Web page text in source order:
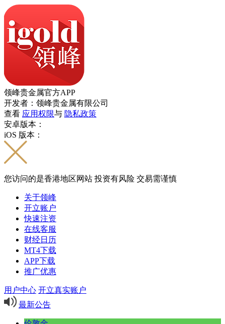
领峰贵金属官方APP
开发者：领峰贵金属有限公司
查看 应用权限与 隐私政策
安卓版本：
iOS 版本：
您访问的是香港地区网站 投资有风险 交易需谨慎
关于领峰
开立账户
快速注资
在线客服
财经日历
MT4下载
APP下载
推广优惠
用户中心 开立真实账户
最新公告